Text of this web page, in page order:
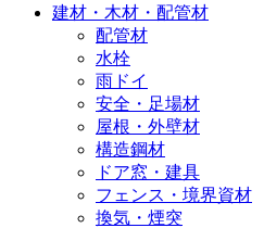
建材・木材・配管材
配管材
水栓
雨ドイ
安全・足場材
屋根・外壁材
構造鋼材
ドア窓・建具
フェンス・境界資材
換気・煙突